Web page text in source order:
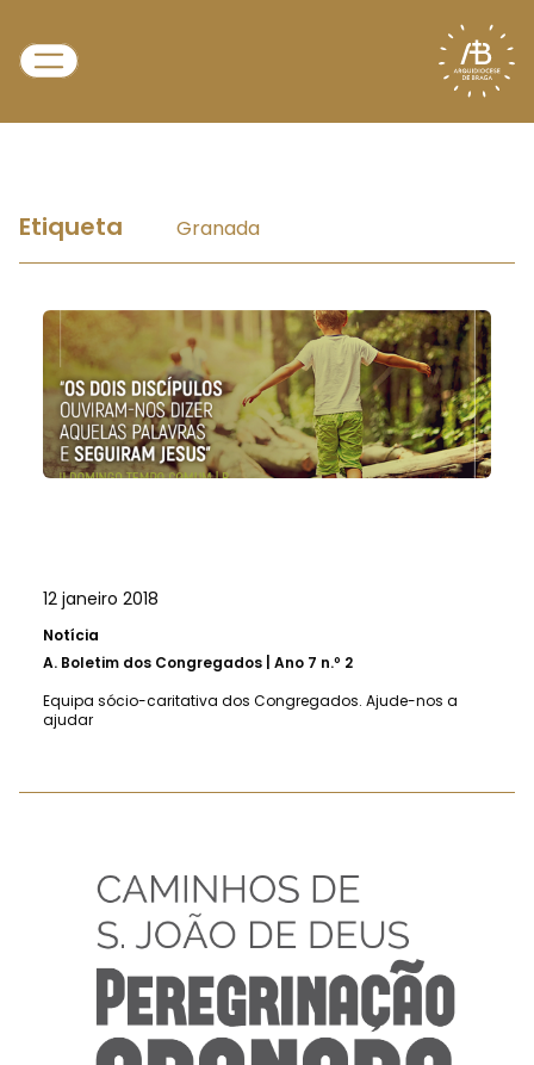
Etiqueta Granada
12 janeiro 2018
Notícia
A. Boletim dos Congregados | Ano 7 n.º 2
Equipa sócio-caritativa dos Congregados. Ajude-nos a
ajudar